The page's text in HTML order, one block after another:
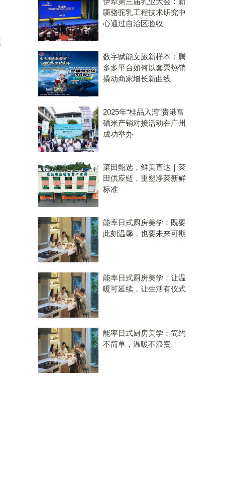
疆骆驼乳工程技术研究中
心通过自治区验收
数字赋能文旅新样本：腾
多多平台如何以套票热销
撬动商家增长新曲线
2025年“桂品入湾”贵港富
硒米产销对接活动在广州
成功举办
菜田甄选，鲜美直达｜菜
田供应链，重塑净菜新鲜
标准
能率日式厨房美学：既要
此刻温馨，也要未来可期
能率日式厨房美学：让温
暖可延续，让生活有仪式
能率日式厨房美学：简约
不简单，温暖不浪费